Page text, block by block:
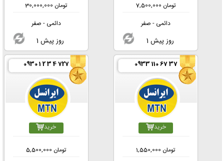
7,500,000 تومان
دائمی - صفر
1 روز پیش
30,000,000 تومان
دائمی - صفر
1 روز پیش
0933 110 67 37
خرید
1,550,000 تومان
0930 1 2 3 4 727
خرید
5,500,000 تومان